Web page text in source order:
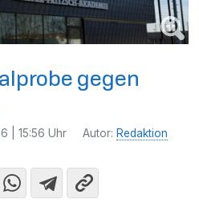
gegen
| 15:56 Uhr Autor: Redaktion